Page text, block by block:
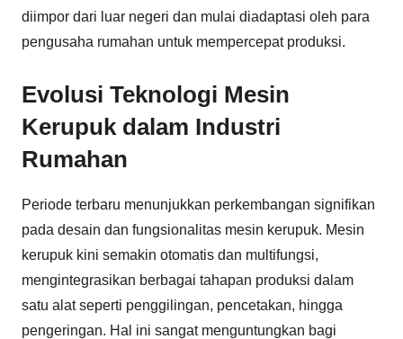
diimpor dari luar negeri dan mulai diadaptasi oleh para
pengusaha rumahan untuk mempercepat produksi.
Evolusi Teknologi Mesin
Kerupuk dalam Industri
Rumahan
Periode terbaru menunjukkan perkembangan signifikan
pada desain dan fungsionalitas mesin kerupuk. Mesin
kerupuk kini semakin otomatis dan multifungsi,
mengintegrasikan berbagai tahapan produksi dalam
satu alat seperti penggilingan, pencetakan, hingga
pengeringan. Hal ini sangat menguntungkan bagi